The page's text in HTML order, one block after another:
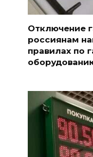
Отключение
россиянам
правилах по